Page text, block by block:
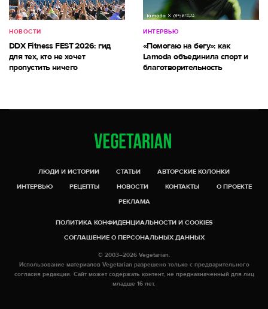
НОВОСТИ
DDX Fitness FEST 2026: гид
для тех, кто не хочет
пропустить ничего
ИНТЕРВЬЮ
«Помогаю на бегу»: как
Lamoda объединила спорт и
благотворительность
ЛЮДИ И ИСТОРИИ СТАТЬИ
АВТОРСКИЕ КОЛОНКИ
ИНТЕРВЬЮ
РЕЦЕПТЫ НОВОСТИ КОНТАКТЫ
О ПРОЕКТЕ
РЕКЛАМА
ПОЛИТИКА КОНФИДЕНЦИАЛЬНОСТИ И COOKIES
СОГЛАШЕНИЕ О ПЕРСОНАЛЬНЫХ ДАННЫХ
© 2003–2026 Vegetarian.
Использование материалов Vegetarian разрешено только с предварительного
согласия редакции. Сайт может содержать контент, не предназначенный для лиц
младше 16 лет.